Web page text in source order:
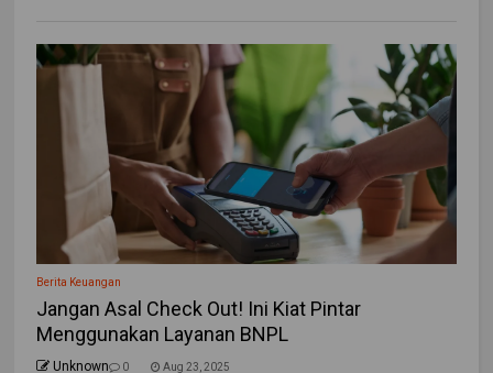
Berita Keuangan
Jangan Asal Check Out! Ini Kiat Pintar
Menggunakan Layanan BNPL
Unknown 0 Aug 23, 2025